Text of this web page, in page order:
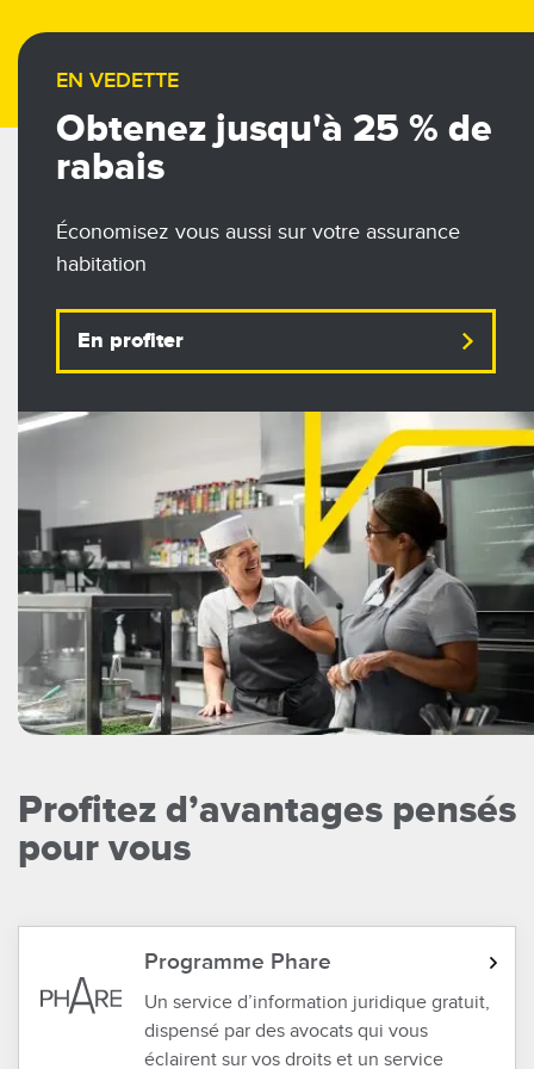
EN VEDETTE
Obtenez jusqu'à 25 % de
rabais
Économisez vous aussi sur votre assurance
habitation
En profiter
Profitez d’avantages pensés
pour vous
Programme Phare
Un service d’information juridique gratuit,
dispensé par des avocats qui vous
éclairent sur vos droits et un service